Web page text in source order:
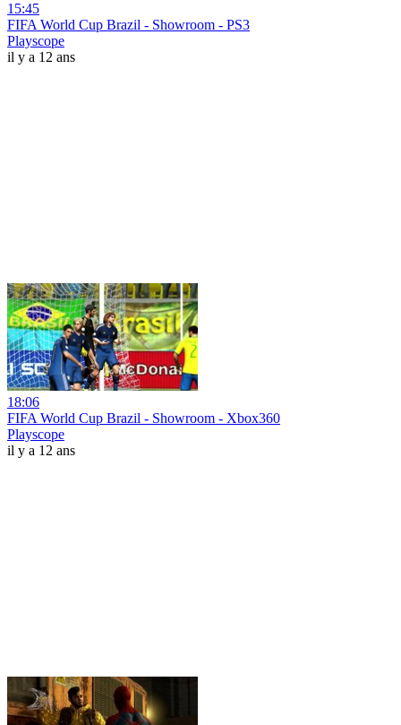
15:45
FIFA World Cup Brazil - Showroom - PS3
Playscope
il y a 12 ans
18:06
FIFA World Cup Brazil - Showroom - Xbox360
Playscope
il y a 12 ans